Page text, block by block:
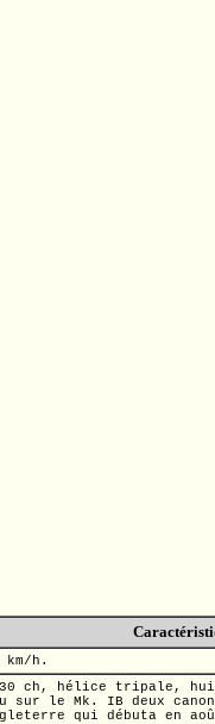
km/h.
ch, hélice tripale,
sur le Mk. IB deux
qui débuta en